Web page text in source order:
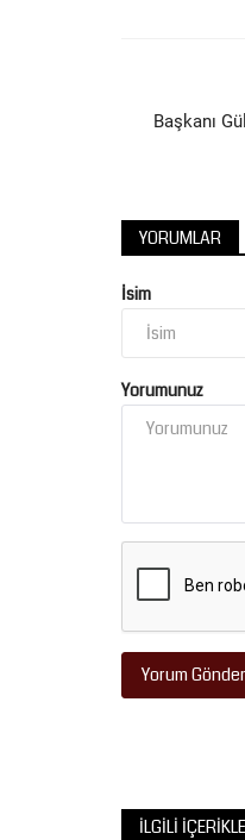
Başkanı
YORUMLAR
İsim
Yorumunuz
Yorum Gönder
İLGILI
Nisan
ikinci